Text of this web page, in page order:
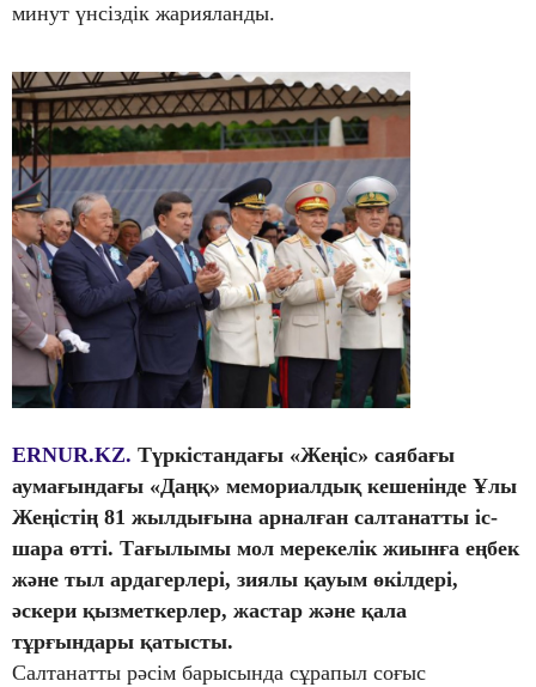
минут үнсіздік жарияланды.
ERNUR.KZ. Түркістандағы «Жеңіс» саябағы
аумағындағы «Даңқ» мемориалдық кешенінде Ұлы
Жеңістің 81 жылдығына арналған салтанатты іс-
шара өтті. Тағылымы мол мерекелік жиынға еңбек
және тыл ардагерлері, зиялы қауым өкілдері,
әскери қызметкерлер, жастар және қала
тұрғындары қатысты.
Салтанатты рәсім барысында сұрапыл соғыс